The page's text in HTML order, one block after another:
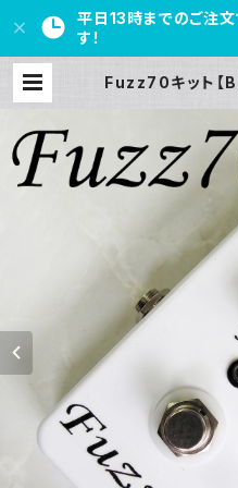
平日13時までのご注文
す！
Fuzz70キット【